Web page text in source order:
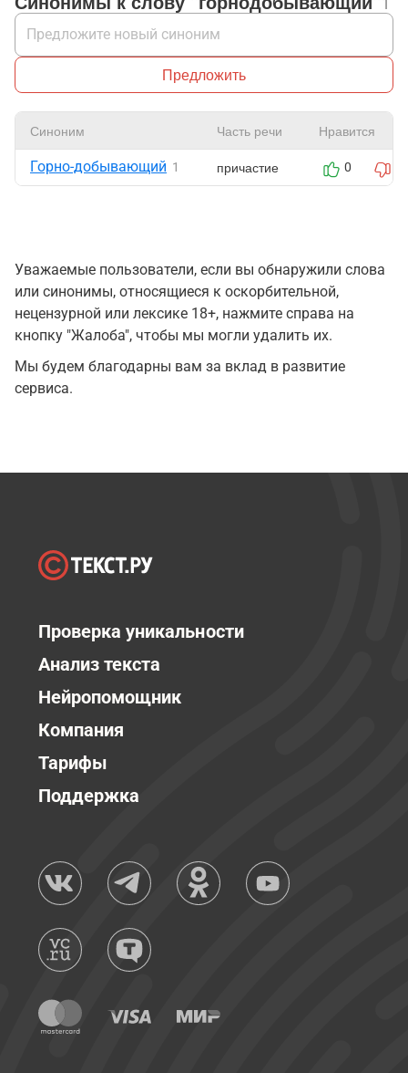
Предложить
Синоним Часть речи Нравится
Горно-добывающий 1 причастие 0
Уважаемые пользователи, если вы обнаружили слова
или синонимы, относящиеся к оскорбительной,
нецензурной или лексике 18+, нажмите справа на
кнопку "Жалоба", чтобы мы могли удалить их.
Мы будем благодарны вам за вклад в развитие
сервиса.
Проверка уникальности
Анализ текста
Нейропомощник
Компания
Тарифы
Поддержка